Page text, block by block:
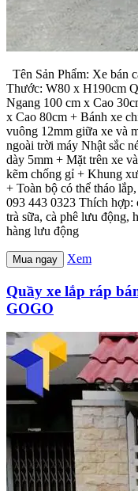
Tên Sản Phẩm: Xe bán
Thước: W80 x H190cm
Ngang 100 cm x Cao
x Cao 80cm + Bánh xe
vuông 12mm giữa xe và
ngoài trời máy Nhật sắc
dày 5mm + Mặt trên xe
kẽm chống gỉ + Khung
+ Toàn bộ có thể tháo
093 443 0323 Thích hợp:
trà sữa, cà phê lưu động,
hàng lưu động
Mua ngay Xem
Quầy xe lắp ráp
GOGO